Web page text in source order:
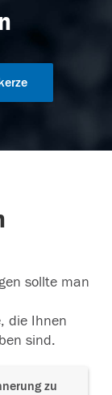
sollte man
die Ihnen
sind.
zu